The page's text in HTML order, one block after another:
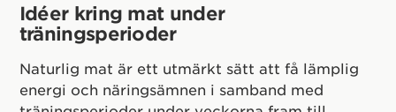
Idéer kring mat under
träningsperioder
Naturlig mat är ett utmärkt sätt att få lämplig
energi och näringsämnen i samband med